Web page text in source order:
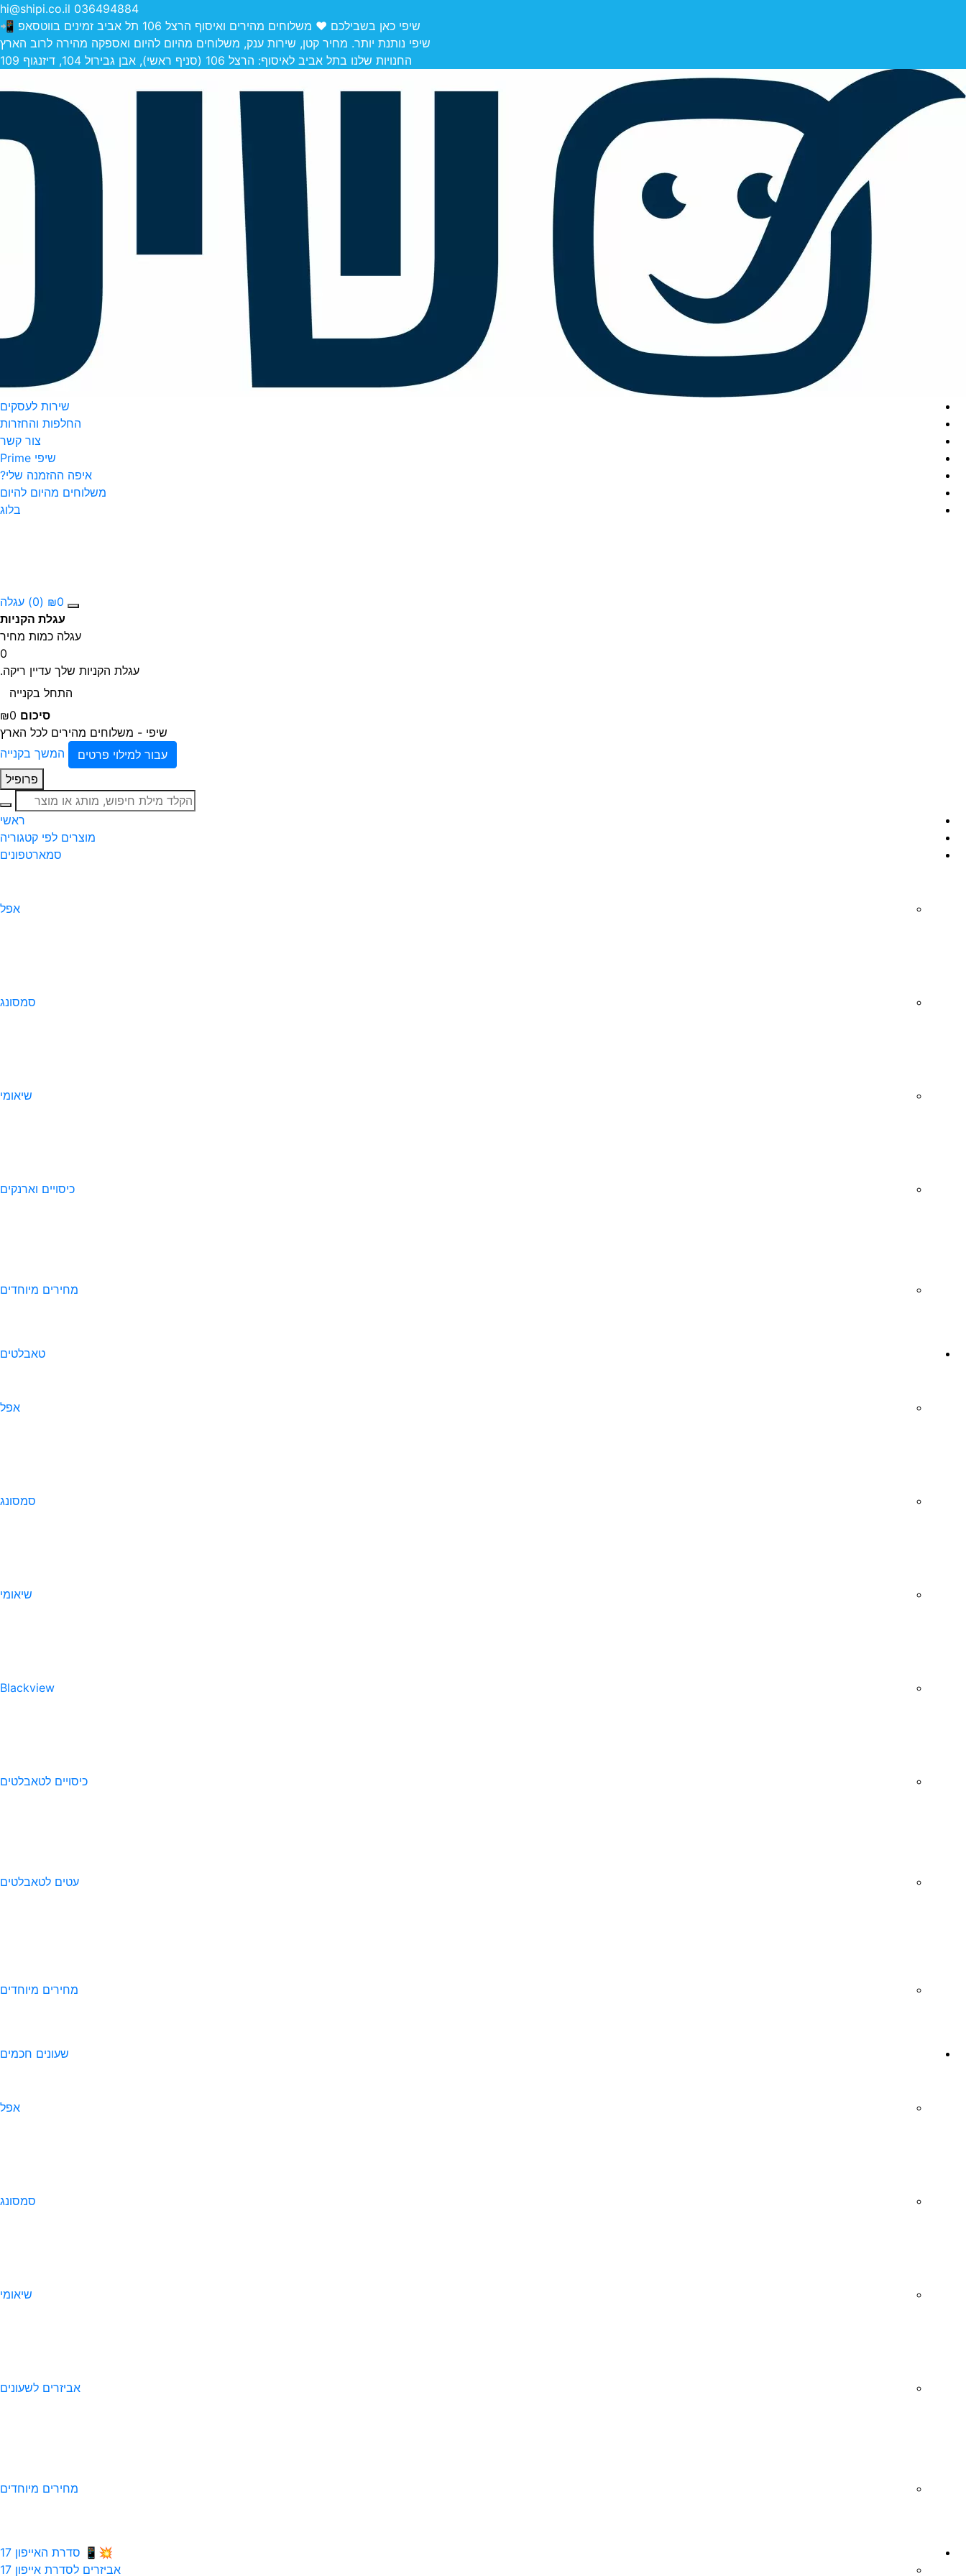
036494884
hi@shipi.co.il
שיפי כאן בשבילכם ❤️ משלוחים מהירים ואיסוף הרצל 106 תל אביב זמינים בווטסאפ 📲
שיפי נותנת יותר. מחיר קטן, שירות ענק, משלוחים מהיום להיום ואספקה מהירה לרוב הארץ
החנויות שלנו בתל אביב לאיסוף: הרצל 106 (סניף ראשי), אבן גבירול 104, דיזנגוף 109
שירות לעסקים
החלפות והחזרות
צור קשר
שיפי Prime
איפה ההזמנה שלי?
משלוחים מהיום להיום
בלוג
₪0
(0)
עגלה
עגלת הקניות
עגלה כמות מחיר
0
עגלת הקניות שלך עדיין ריקה.
התחל בקנייה
סיכום ₪0
שיפי - משלוחים מהירים לכל הארץ
עבור למילוי פרטים
המשך בקנייה
פרופיל
חיפוש
ראשי
מוצרים לפי קטגוריה
סמארטפונים
אפל
סמסונג
שיאומי
כיסויים וארנקים
מחירים מיוחדים
טאבלטים
אפל
סמסונג
שיאומי
Blackview
כיסויים לטאבלטים
עטים לטאבלטים
מחירים מיוחדים
שעונים חכמים
אפל
סמסונג
שיאומי
אביזרים לשעונים
מחירים מיוחדים
💥📱 סדרת האייפון 17
אביזרים לסדרת אייפון 17